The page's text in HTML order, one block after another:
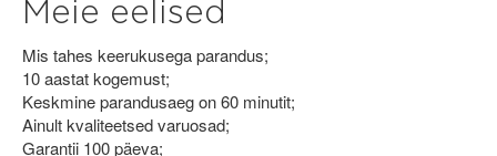
Meie eelised
Mis tahes keerukusega parandus;
10 aastat kogemust;
Keskmine parandusaeg on 60 minutit;
Ainult kvaliteetsed varuosad;
Garantii 100 päeva;